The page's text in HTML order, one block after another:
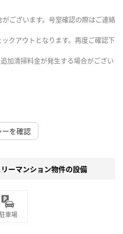
ございます。号室確認の際はご連絡
クアウトとなります。再度ご確認下
加清掃料金が発生する場合がござい
ーを確認
ーマンション物件の設備
駐車場